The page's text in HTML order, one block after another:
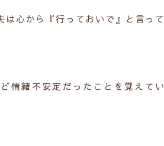
心から『行っておいで』と言って
情緒不安定だったことを覚えてい